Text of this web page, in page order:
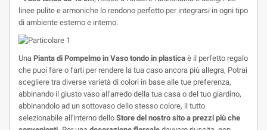
linee pulite e armoniche lo rendono perfetto per integrarsi in ogni tipo
di ambiente esterno e interno.
Una Pianta di Pompelmo in Vaso tondo in plastica è il perfetto regalo
che puoi fare o farti per rendere la tua caso ancora più allegra, Potrai
scegliere tra diverse varietà di colori in base alle tue preferenza,
abbinando il giusto vaso all'arredo della tua casa o del tuo giardino,
abbinandolo ad un sottovaso dello stesso colore, il tutto
selezionabile all'interno dello Store del nostro sito a prezzi più che